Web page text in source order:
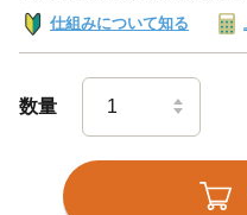
仕組みについて知る
数量